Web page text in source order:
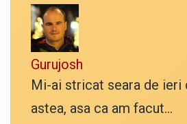
Gurujosh
Mi-ai stricat seara de ieri
astea, asa ca am facut...